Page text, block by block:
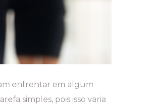
enfrentar em algum
simples, pois isso varia